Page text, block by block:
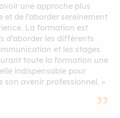
une approche plus
de l’aborder sereinement
La formation est
d’aborder les différents
et les stages
toute la formation une
indispensable pour
son avenir professionnel. »